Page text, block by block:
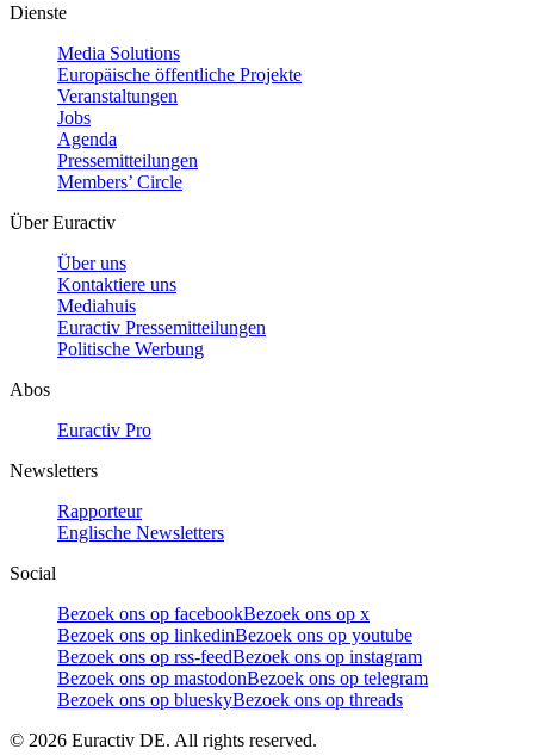
Dienste
Media Solutions
Europäische öffentliche Projekte
Veranstaltungen
Jobs
Agenda
Pressemitteilungen
Members’ Circle
Über Euractiv
Über uns
Kontaktiere uns
Mediahuis
Euractiv Pressemitteilungen
Politische Werbung
Abos
Euractiv Pro
Newsletters
Rapporteur
Englische Newsletters
Social
Bezoek ons op facebookBezoek ons op x
Bezoek ons op linkedinBezoek ons op youtube
Bezoek ons op rss-feedBezoek ons op instagram
Bezoek ons op mastodonBezoek ons op telegram
Bezoek ons op blueskyBezoek ons op threads
© 2026 Euractiv DE. All rights reserved.